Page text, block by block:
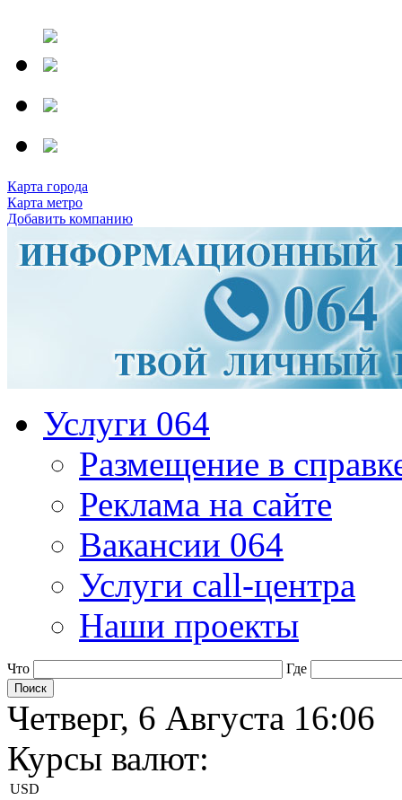
Карта города
Карта метро
Добавить компанию
Услуги 064
Размещение в
Реклама на сайте
Вакансии 064
Услуги call-центра
Наши проекты
Что Где
Четверг, 6 Августа 16:06
Курсы валют:
USD